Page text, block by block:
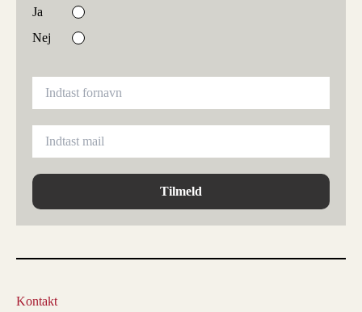
Ja
Nej
Tilmeld
Kontakt